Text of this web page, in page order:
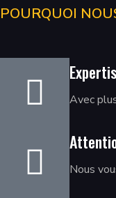
POURQUOI
Avec
Nous